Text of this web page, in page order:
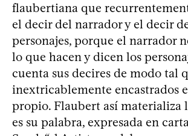
flaubertiana que
el decir del narrador y el decir
personajes, porque el narrador
lo que hacen y dicen los
cuenta sus decires de modo tal
inextricablemente encastrados
propio. Flaubert así materializa
es su palabra, expresada en